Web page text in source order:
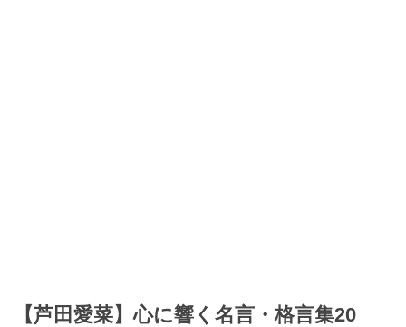
【芦田愛菜】心に響く名言・格言集20